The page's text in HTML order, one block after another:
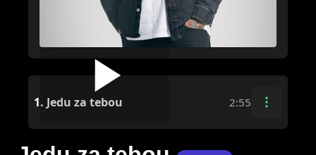
1. Jedu za tebou 2:55